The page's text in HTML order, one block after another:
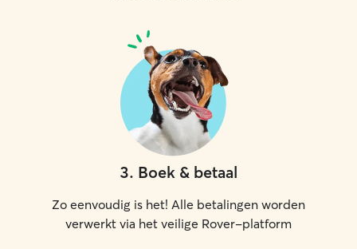
3. Boek & betaal
Zo eenvoudig is het! Alle betalingen worden
verwerkt via het veilige Rover-platform